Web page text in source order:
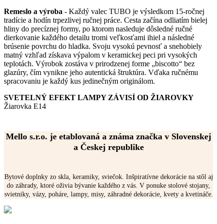
Remeslo a výroba - Každý valec TUBO je výsledkom 15-ročnej
tradície a hodín trpezlivej ručnej práce. Cesta začína odliatím bielej
hliny do precíznej formy, po ktorom nasleduje dôsledné ručné
dierkovanie každého detailu tromi veľkosťami ihiel a následné
brúsenie povrchu do hladka. Svoju vysokú pevnosť a snehobiely
matný vzhľad získava výpalom v keramickej peci pri vysokých
teplotách. Výrobok zostáva v prirodzenej forme „biscotto“ bez
glazúry, čím vynikne jeho autentická štruktúra. Vďaka ručnému
spracovaniu je každý kus jedinečným originálom.
SVETELNÝ EFEKT LAMPY ZÁVISÍ OD ŽIAROVKY
Žiarovka E14
Mello s.r.o. je etablovaná a známa značka v Slovenskej
a Českej republike
Bytové doplnky zo skla, keramiky, sviečok. Inšpiratívne dekorácie na stôl aj
do záhrady, ktoré oživia bývanie každého z vás. V ponuke stolové stojany,
svietniky, vázy, poháre, lampy, misy, záhradné dekorácie, kvety a kvetináče.